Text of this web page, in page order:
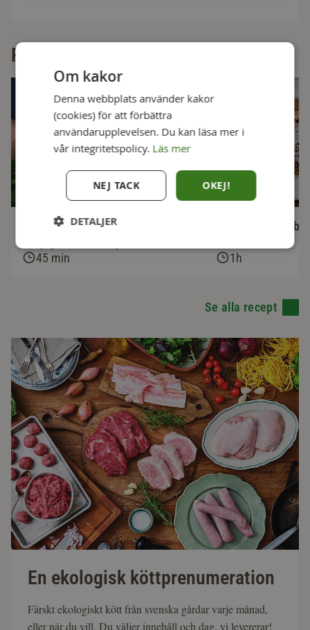
Fler goda recept
Smashburgare med cheddar,
45 min
Världens bästa
1h
Se alla recept
En ekologisk köttprenumeration
Färskt ekologiskt kött från svenska gårdar varje månad,
eller när du vill. Du väljer innehåll och dag, vi levererar!
Om kakor
Denna webbplats använder kakor
(cookies) för att förbättra
användarupplevelsen. Du kan läsa mer i
vår integritetspolicy. Läs mer
OKEJ!
NEJ TACK
DETALJER